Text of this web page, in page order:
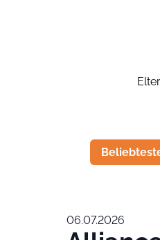
06.07.2026